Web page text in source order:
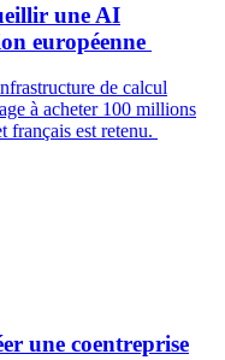
une AI
européenne
de calcul
à acheter 100 millions
français est retenu.
une coentreprise